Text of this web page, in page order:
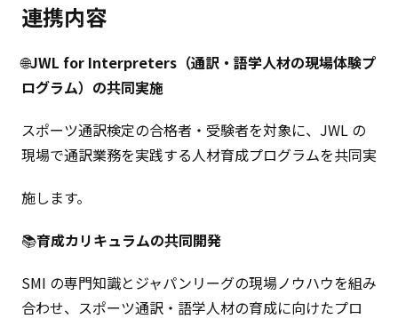
連携内容
🌐JWL for Interpreters（通訳・語学人材の現場体験プ
ログラム）の共同実施
スポーツ通訳検定の合格者・受験者を対象に、JWL の
現場で通訳業務を実践する人材育成プログラムを共同実
施します。
📚育成カリキュラムの共同開発
SMI の専門知識とジャパンリーグの現場ノウハウを組み
合わせ、スポーツ通訳・語学人材の育成に向けたプロ